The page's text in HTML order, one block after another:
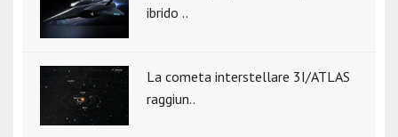
ibrido ..
La cometa interstellare 3I/ATLAS
raggiun..